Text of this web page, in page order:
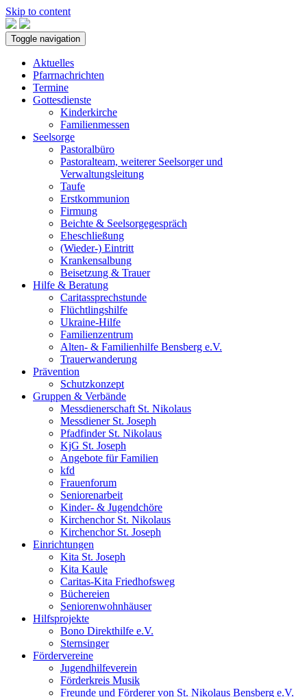
Skip to content
Toggle navigation
Aktuelles
Pfarrnachrichten
Termine
Gottesdienste
Kinderkirche
Familienmessen
Seelsorge
Pastoralbüro
Pastoralteam, weiterer Seelsorger und
Verwaltungsleitung
Taufe
Erstkommunion
Firmung
Beichte & Seelsorgegespräch
Eheschließung
(Wieder-) Eintritt
Krankensalbung
Beisetzung & Trauer
Hilfe & Beratung
Caritassprechstunde
Flüchtlingshilfe
Ukraine-Hilfe
Familienzentrum
Alten- & Familienhilfe Bensberg e.V.
Trauerwanderung
Prävention
Schutzkonzept
Gruppen & Verbände
Messdienerschaft St. Nikolaus
Messdiener St. Joseph
Pfadfinder St. Nikolaus
KjG St. Joseph
Angebote für Familien
kfd
Frauenforum
Seniorenarbeit
Kinder- & Jugendchöre
Kirchenchor St. Nikolaus
Kirchenchor St. Joseph
Einrichtungen
Kita St. Joseph
Kita Kaule
Caritas-Kita Friedhofsweg
Büchereien
Seniorenwohnhäuser
Hilfsprojekte
Bono Direkthilfe e.V.
Sternsinger
Fördervereine
Jugendhilfeverein
Förderkreis Musik
Freunde und Förderer von St. Nikolaus Bensberg e.V.